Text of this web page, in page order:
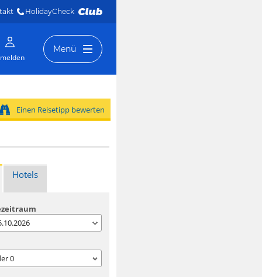
HolidayCheck
Menü
Einen Reisetipp bewerten
Hotels
0